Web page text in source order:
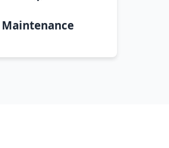
Maintenance